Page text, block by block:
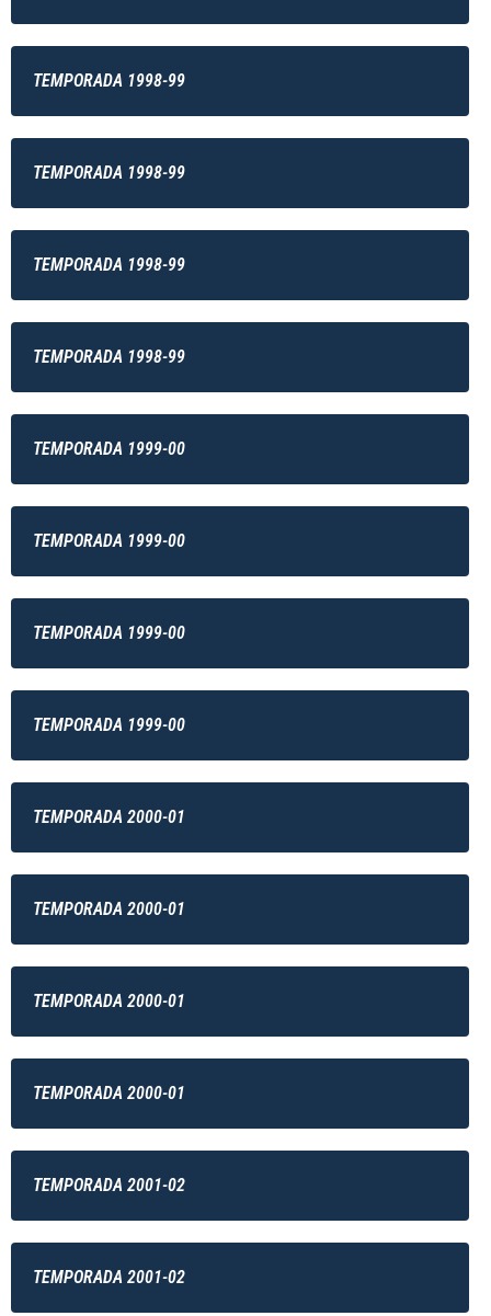
TEMPORADA 1998-99
TEMPORADA 1998-99
TEMPORADA 1998-99
TEMPORADA 1998-99
TEMPORADA 1999-00
TEMPORADA 1999-00
TEMPORADA 1999-00
TEMPORADA 1999-00
TEMPORADA 2000-01
TEMPORADA 2000-01
TEMPORADA 2000-01
TEMPORADA 2000-01
TEMPORADA 2001-02
TEMPORADA 2001-02